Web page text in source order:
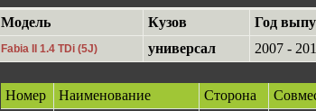
Модель Кузов Год
Fabia II 1.4 TDi (5J) универсал 2007 -
Номер Наименование Сторона